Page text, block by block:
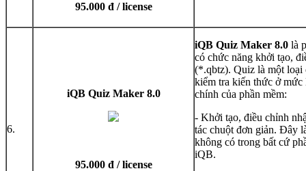
95.000 đ / license
6.
iQB Quiz Maker 8.0
95.000 đ / license
iQB Quiz Maker 8.0 là
có chức năng khởi tạo,
(*.qbtz). Quiz là một loại
kiểm tra kiến thức ở mức
chính của phần mềm:
- Khởi tạo, điều chỉnh
tác chuột đơn giản. Đây
không có trong bất cứ
iQB.